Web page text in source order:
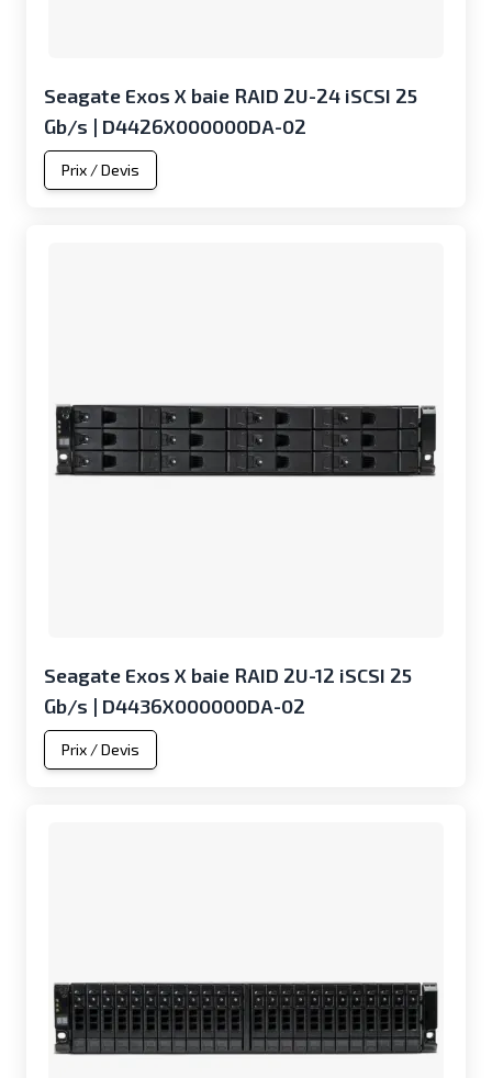
Seagate Exos X baie RAID 2U-24 iSCSI 25
Gb/s | D4426X000000DA-02
Prix / Devis
Seagate Exos X baie RAID 2U-12 iSCSI 25
Gb/s | D4436X000000DA-02
Prix / Devis